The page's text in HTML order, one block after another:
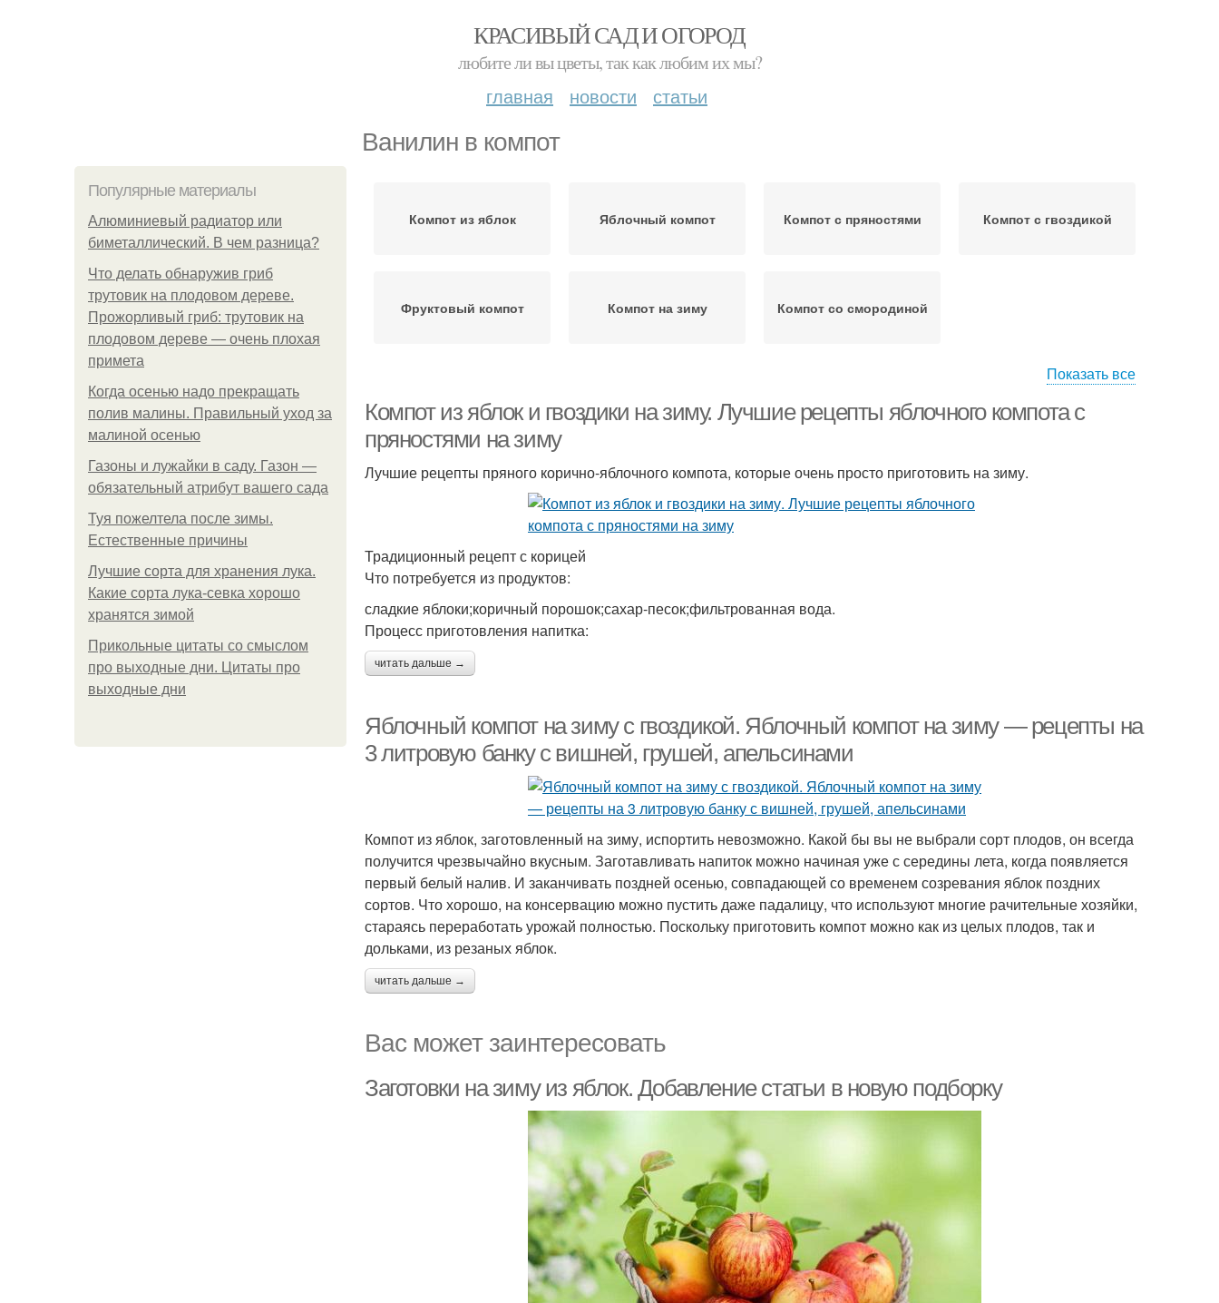
КРАСИВЫЙ САД И ОГОРОД
любите ли вы цветы, так как любим их мы?
главная новости статьи
Ванилин в компот
Популярные материалы
Алюминиевый радиатор или
биметаллический. В чем разница?
Что делать обнаружив гриб
трутовик на плодовом дереве.
Прожорливый гриб: трутовик на
плодовом дереве — очень плохая
примета
Когда осенью надо прекращать
полив малины. Правильный уход за
малиной осенью
Газоны и лужайки в саду. Газон —
обязательный атрибут вашего сада
Туя пожелтела после зимы.
Естественные причины
Лучшие сорта для хранения лука.
Какие сорта лука-севка хорошо
хранятся зимой
Прикольные цитаты со смыслом
про выходные дни. Цитаты про
выходные дни
Компот из яблок Яблочный компот Компот с пряностями Компот с гвоздикой
Фруктовый компот Компот на зиму Компот со смородиной
Показать все
Компот из яблок и гвоздики на зиму. Лучшие рецепты яблочного компота с
пряностями на зиму
Лучшие рецепты пряного корично-яблочного компота, которые очень просто приготовить на зиму.
Традиционный рецепт с корицей
Что потребуется из продуктов:
сладкие яблоки;коричный порошок;сахар-песок;фильтрованная вода.
Процесс приготовления напитка:
читать дальше →
Яблочный компот на зиму с гвоздикой. Яблочный компот на зиму — рецепты на
3 литровую банку с вишней, грушей, апельсинами
Компот из яблок, заготовленный на зиму, испортить невозможно. Какой бы вы не выбрали сорт плодов, он всегда
получится чрезвычайно вкусным. Заготавливать напиток можно начиная уже с середины лета, когда появляется
первый белый налив. И заканчивать поздней осенью, совпадающей со временем созревания яблок поздних
сортов. Что хорошо, на консервацию можно пустить даже падалицу, что используют многие рачительные хозяйки,
стараясь переработать урожай полностью. Поскольку приготовить компот можно как из целых плодов, так и
дольками, из резаных яблок.
читать дальше →
Вас может заинтересовать
Заготовки на зиму из яблок. Добавление статьи в новую подборку